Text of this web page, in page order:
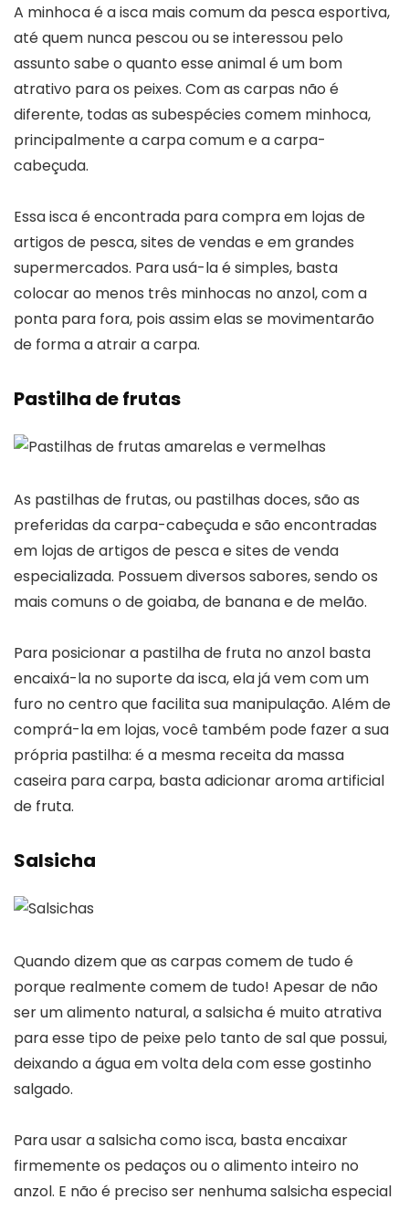
A minhoca é a isca mais comum da pesca esportiva,
até quem nunca pescou ou se interessou pelo
assunto sabe o quanto esse animal é um bom
atrativo para os peixes. Com as carpas não é
diferente, todas as subespécies comem minhoca,
principalmente a carpa comum e a carpa-
cabeçuda.
Essa isca é encontrada para compra em lojas de
artigos de pesca, sites de vendas e em grandes
supermercados. Para usá-la é simples, basta
colocar ao menos três minhocas no anzol, com a
ponta para fora, pois assim elas se movimentarão
de forma a atrair a carpa.
Pastilha de frutas
As pastilhas de frutas, ou pastilhas doces, são as
preferidas da carpa-cabeçuda e são encontradas
em lojas de artigos de pesca e sites de venda
especializada. Possuem diversos sabores, sendo os
mais comuns o de goiaba, de banana e de melão.
Para posicionar a pastilha de fruta no anzol basta
encaixá-la no suporte da isca, ela já vem com um
furo no centro que facilita sua manipulação. Além de
comprá-la em lojas, você também pode fazer a sua
própria pastilha: é a mesma receita da massa
caseira para carpa, basta adicionar aroma artificial
de fruta.
Salsicha
Quando dizem que as carpas comem de tudo é
porque realmente comem de tudo! Apesar de não
ser um alimento natural, a salsicha é muito atrativa
para esse tipo de peixe pelo tanto de sal que possui,
deixando a água em volta dela com esse gostinho
salgado.
Para usar a salsicha como isca, basta encaixar
firmemente os pedaços ou o alimento inteiro no
anzol. E não é preciso ser nenhuma salsicha especial